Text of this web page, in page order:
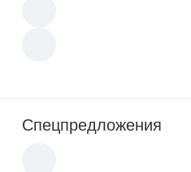
Спецпредложения